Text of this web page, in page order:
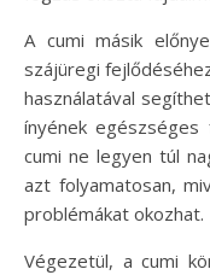
A cumi másik
szájüregi
használatával
ínyének
cumi ne legyen túl
azt folyamatosan,
problémákat okozhat.
Végezetül, a cumi